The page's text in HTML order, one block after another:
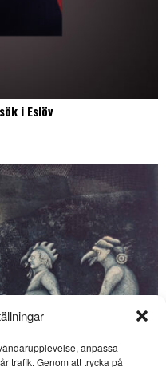
anpassa
trafik. Genom att trycka på
i Eslöv